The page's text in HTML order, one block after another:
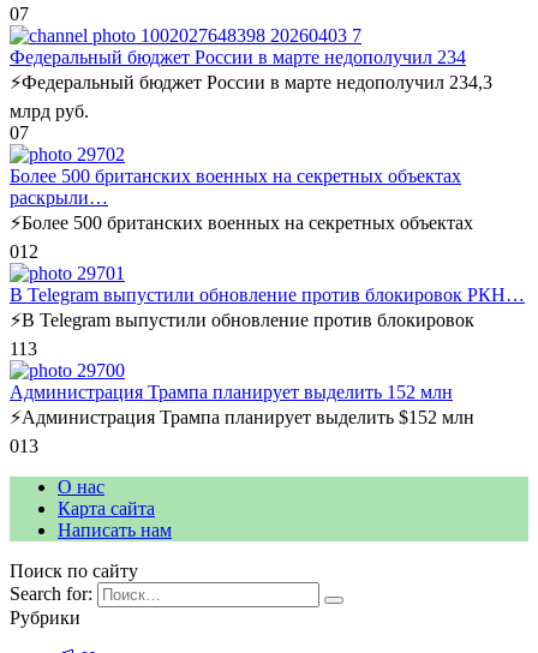
07
Федеральный бюджет России в марте недополучил 234
⚡️Федеральный бюджет России в марте недополучил 234,3
млрд руб.
07
Более 500 британских военных на секретных объектах
раскрыли…
⚡️Более 500 британских военных на секретных объектах
012
В Telegram выпустили обновление против блокировок РКН…
⚡️В Telegram выпустили обновление против блокировок
113
Администрация Трампа планирует выделить 152 млн
⚡️Администрация Трампа планирует выделить $152 млн
013
О нас
Карта сайта
Написать нам
Поиск по сайту
Search for:
Рубрики